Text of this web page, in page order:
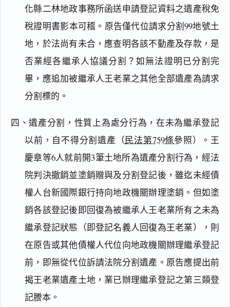
化縣二林地政事務所函送申請登記資料之遺產稅免
稅證明書影本可稽。原告僅代位請求分割99地號土
地，於法尚有未合，應查明各該不動產及存款，是
否業經各繼承人協議分割？如無法證明已分割完
畢，應追加被繼承人王老業之其他全部遺產為請求
分割標的。
四、遺產分割，性質上為處分行為，在未為繼承登記
以前，自不得分割遺產（民法第759條參照）。王
慶章等6人就前開3筆土地所為遺產分割行為，經法
院判決撤銷並塗銷贈與及分割登記後，雖迄未經債
權人台新國際銀行持向地政機關辦理塗銷。但如塗
銷各該登記後即回復為被繼承人王老業所有之未為
繼承登記狀態（即登記名義人回復為王老業），則
在原告或其他債權人代位向地政機關辦理繼承登記
前，即無從代位訴請法院分割遺產。原告應提出前
揭王老業遺產土地，業已辦理繼承登記之第三類登
記謄本。
閱讀 研究